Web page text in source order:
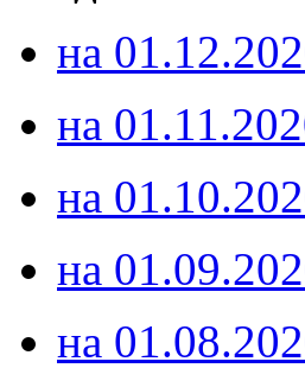
на
на
на
на
на